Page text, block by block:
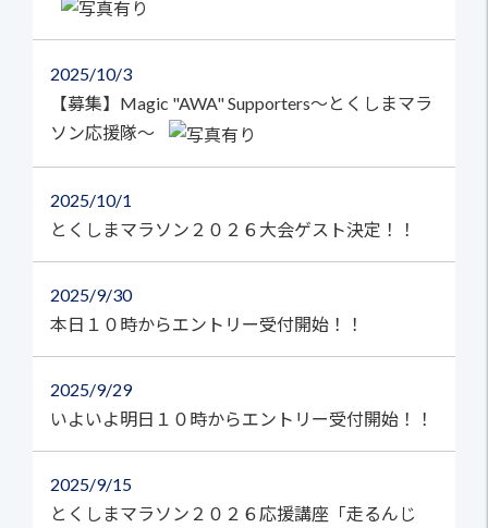
2025 10/3
【募集】Magic "AWA" Supporters～とくしまマラ
ソン応援隊～
2025 10/1
とくしまマラソン２０２６大会ゲスト決定！！
2025 9/30
本日１０時からエントリー受付開始！！
2025 9/29
いよいよ明日１０時からエントリー受付開始！！
2025 9/15
とくしまマラソン２０２６応援講座「走るんじ